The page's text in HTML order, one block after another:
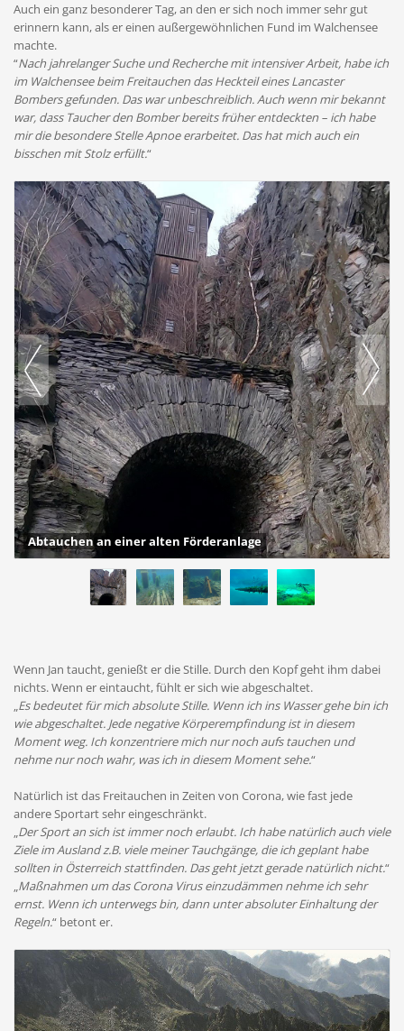
Auch ein ganz besonderer Tag, an den er sich noch immer sehr gut
erinnern kann, als er einen außergewöhnlichen Fund im Walchensee
machte.
“Nach jahrelanger Suche und Recherche mit intensiver Arbeit, habe ich
im Walchensee beim Freitauchen das Heckteil eines Lancaster
Bombers gefunden. Das war unbeschreiblich. Auch wenn mir bekannt
war, dass Taucher den Bomber bereits früher entdeckten – ich habe
mir die besondere Stelle Apnoe erarbeitet. Das hat mich auch ein
bisschen mit Stolz erfüllt.“
Abtauchen an einer alten Förderanlage
Wenn Jan taucht, genießt er die Stille. Durch den Kopf geht ihm dabei
nichts. Wenn er eintaucht, fühlt er sich wie abgeschaltet.
„Es bedeutet für mich absolute Stille. Wenn ich ins Wasser gehe bin ich
wie abgeschaltet. Jede negative Körperempfindung ist in diesem
Moment weg. Ich konzentriere mich nur noch aufs tauchen und
nehme nur noch wahr, was ich in diesem Moment sehe.“
Natürlich ist das Freitauchen in Zeiten von Corona, wie fast jede
andere Sportart sehr eingeschränkt.
„Der Sport an sich ist immer noch erlaubt. Ich habe natürlich auch viele
Ziele im Ausland z.B. viele meiner Tauchgänge, die ich geplant habe
sollten in Österreich stattfinden. Das geht jetzt gerade natürlich nicht.“
„Maßnahmen um das Corona Virus einzudämmen nehme ich sehr
ernst. Wenn ich unterwegs bin, dann unter absoluter Einhaltung der
Regeln.“ betont er.